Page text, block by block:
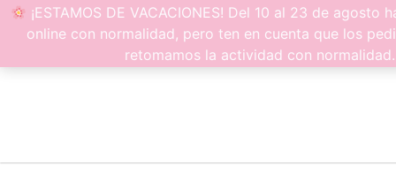
¡ESTAMOS DE VACACIONES! Del 10 al 23 de
online con normalidad, pero ten en cuenta que los
retomamos la actividad con